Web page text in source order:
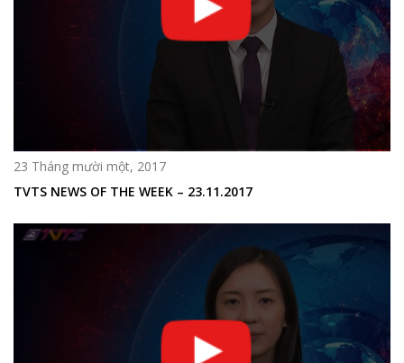
23 Tháng mười một, 2017
TVTS NEWS OF THE WEEK – 23.11.2017